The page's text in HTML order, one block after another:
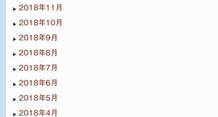
2018年11月
2018年10月
2018年9月
2018年8月
2018年7月
2018年6月
2018年5月
2018年4月